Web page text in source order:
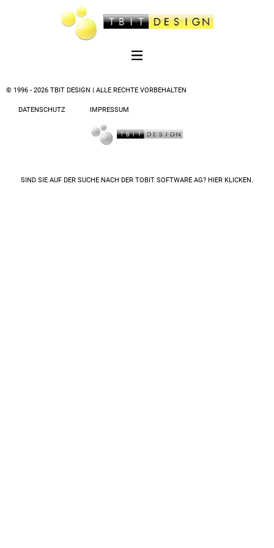
© 1996 - 2026 TBIT DESIGN | ALLE RECHTE VORBEHALTEN
DATENSCHUTZ IMPRESSUM
SIND SIE AUF DER SUCHE NACH DER TOBIT SOFTWARE AG? HIER KLICKEN.